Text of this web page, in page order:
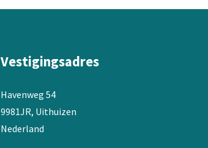
gekozen
productpagina
Vestigingsadres
Havenweg 54
9981JR, Uithuizen
Nederland